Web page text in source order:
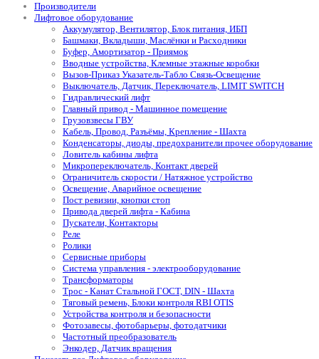
Производители
Лифтовое оборудование
Аккумулятор, Вентилятор, Блок питания, ИБП
Башмаки, Вкладыши, Маслёнки и Расходники
Буфер, Амортизатор - Приямок
Вводные устройства, Клемные этажные коробки
Вызов-Приказ Указатель-Табло Связь-Освещение
Выключатель, Датчик, Переключатель, LIMIT SWITCH
Гидравлический лифт
Главный привод - Машинное помещение
Грузовзвесы ГВУ
Кабель, Провод, Разъёмы, Крепление - Шахта
Конденсаторы, диоды, предохранители прочее оборудование
Ловитель кабины лифта
Микропереключатель, Контакт дверей
Ограничитель скорости / Натяжное устройство
Освещение, Аварийное освещение
Пост ревизии, кнопки стоп
Привода дверей лифта - Кабина
Пускатели, Контакторы
Реле
Ролики
Сервисные приборы
Система управления - электрооборудование
Трансформаторы
Трос - Канат Стальной ГОСТ, DIN - Шахта
Тяговый ремень, Блоки контроля RBI OTIS
Устройства контроля и безопасности
Фотозавесы, фотобарьеры, фотодатчики
Частотный преобразователь
Энкодер, Датчик вращения